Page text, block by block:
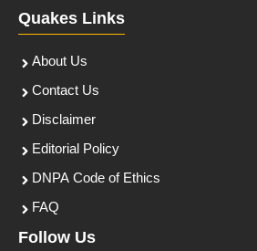
Quakes Links
About Us
Contact Us
Disclaimer
Editorial Policy
DNPA Code of Ethics
FAQ
Follow Us